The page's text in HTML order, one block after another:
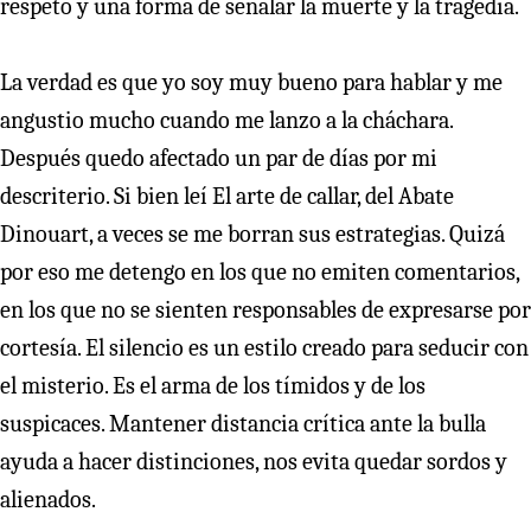
respeto y una forma de señalar la muerte y la tragedia.
La verdad es que yo soy muy bueno para hablar y me
angustio mucho cuando me lanzo a la cháchara.
Después quedo afectado un par de días por mi
descriterio. Si bien leí El arte de callar, del Abate
Dinouart, a veces se me borran sus estrategias. Quizá
por eso me detengo en los que no emiten comentarios,
en los que no se sienten responsables de expresarse por
cortesía. El silencio es un estilo creado para seducir con
el misterio. Es el arma de los tímidos y de los
suspicaces. Mantener distancia crítica ante la bulla
ayuda a hacer distinciones, nos evita quedar sordos y
alienados.